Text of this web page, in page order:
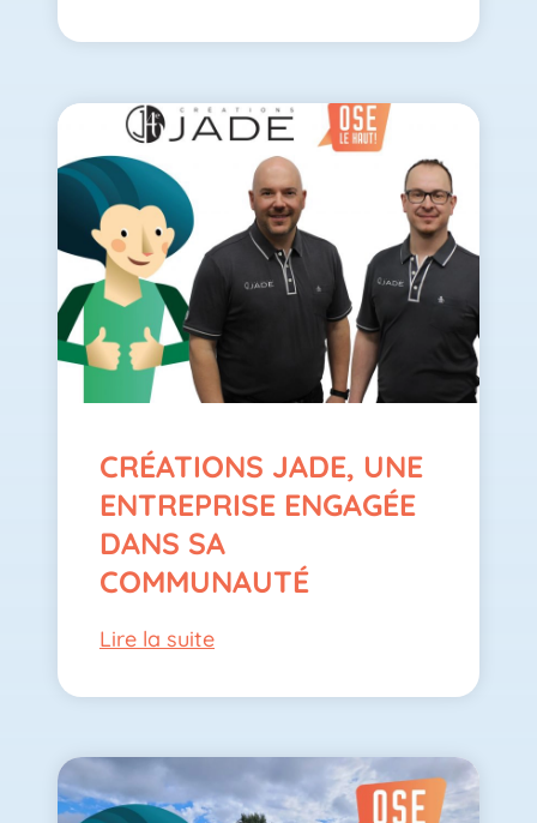
CRÉATIONS JADE, UNE
ENTREPRISE ENGAGÉE
DANS SA
COMMUNAUTÉ
Lire la suite